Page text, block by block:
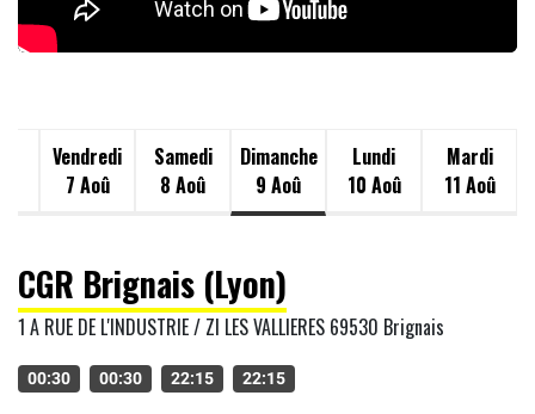
Vendredi
7 Aoû
Samedi
8 Aoû
Dimanche
9 Aoû
Lundi
10 Aoû
Mardi
11 Aoû
CGR Brignais (Lyon)
1 A RUE DE L'INDUSTRIE / ZI LES VALLIERES 69530 Brignais
00:30 00:30 22:15 22:15